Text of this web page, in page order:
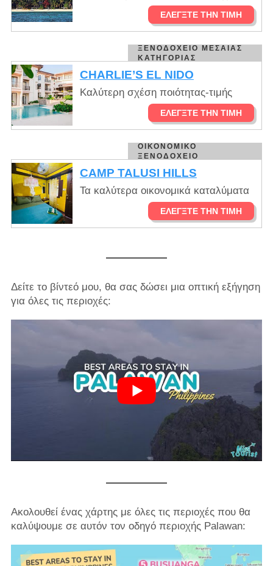
ΕΛΈΓΞΤΕ ΤΗΝ ΤΙΜΉ
ΞΕΝΟΔΟΧΕΊΟ ΜΕΣΑΊΑΣ
ΚΑΤΗΓΟΡΊΑΣ
CHARLIE’S EL NIDO
Καλύτερη σχέση ποιότητας-τιμής
ΕΛΈΓΞΤΕ ΤΗΝ ΤΙΜΉ
ΟΙΚΟΝΟΜΙΚΌ
ΞΕΝΟΔΟΧΕΊΟ
CAMP TALUSI HILLS
Τα καλύτερα οικονομικά καταλύματα
ΕΛΈΓΞΤΕ ΤΗΝ ΤΙΜΉ
Δείτε το βίντεό μου, θα σας δώσει μια οπτική εξήγηση
για όλες τις περιοχές:
Ακολουθεί ένας χάρτης με όλες τις περιοχές που θα
καλύψουμε σε αυτόν τον οδηγό περιοχής Palawan: